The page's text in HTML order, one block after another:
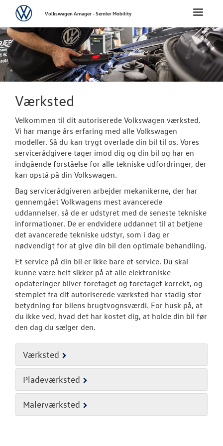
FORSIDE
NYE
BRUGTE BILER
VÆRKSTED
Bestil tid på
Koncepter og
Volkswagen
Volkswagen
Toggle
VolkswagenVolkswagen Amager - Semler Mobility
Værksted
Velkommen til dit autoriserede Volkswagen værksted.
Vi har mange års erfaring med alle Volkswagen
modeller. Så du kan trygt overlade din bil til os. Vores
servicerådgivere tager imod dig og din bil og har en
indgående forståelse for alle tekniske udfordringer, der
kan opstå på din Volkswagen.
Bag servicerådgiveren arbejder mekanikerne, der har
gennemgået Volkwagens mest avancerede
uddannelser, så de er udstyret med de seneste tekniske
informationer. De er endvidere uddannet til at betjene
det avancerede tekniske udstyr, som i dag er
nødvendigt for at give din bil den optimale behandling.
Et service på din bil er ikke bare et service. Du skal
kunne være helt sikker på at alle elektroniske
opdateringer bliver foretaget og foretaget korrekt, og
stemplet fra dit autoriserede værksted har stadig stor
betydning for bilens brugtvognsværdi. For husk på, at
du ikke ved, hvad det har kostet dig, at holde din bil før
den dag du sælger den.
Værksted
Pladeværksted
Malerværksted